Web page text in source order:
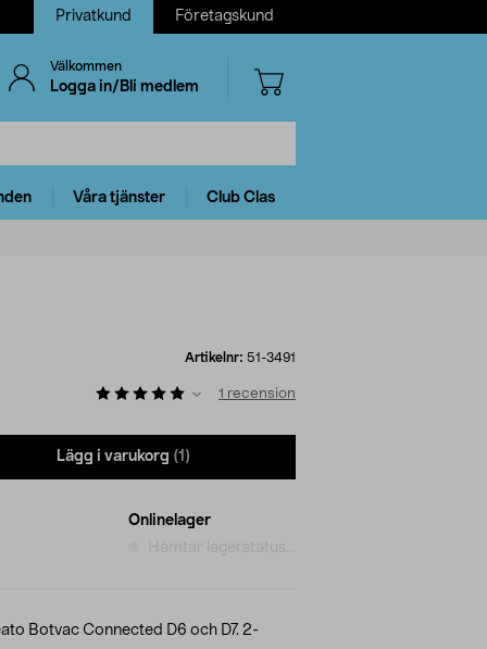
Privatkund Företagskund
Välkommen
Logga in/Bli medlem
Våra tjänster Club Clas
Artikelnr: 51-3491
1 recension
Lägg i varukorg (1)
Onlinelager
Botvac Connected D6 och D7. 2-